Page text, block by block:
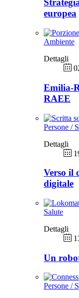
europea
Ambiente
Dettagli
Emilia-
RAEE
Persone /
Dettagli
Verso il
digitale
Salute
Dettagli
Un
Persone /